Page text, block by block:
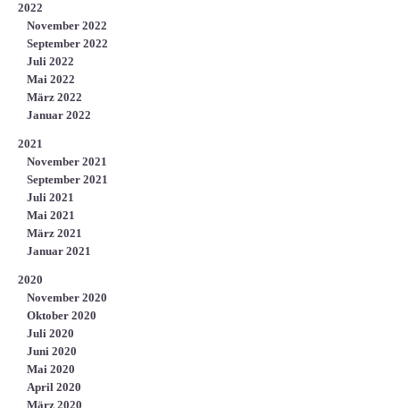
2022
November 2022
September 2022
Juli 2022
Mai 2022
März 2022
Januar 2022
2021
November 2021
September 2021
Juli 2021
Mai 2021
März 2021
Januar 2021
2020
November 2020
Oktober 2020
Juli 2020
Juni 2020
Mai 2020
April 2020
März 2020